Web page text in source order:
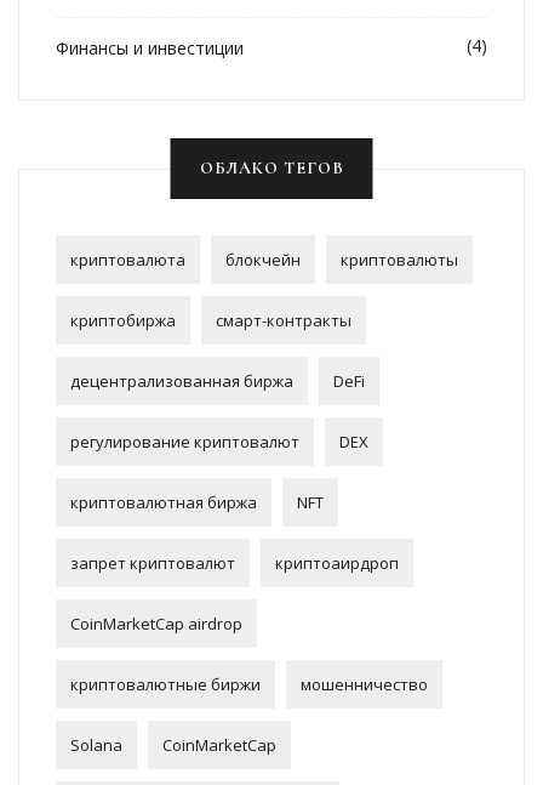
Финансы и инвестиции (4)
ОБЛАКО ТЕГОВ
криптовалюта блокчейн криптовалюты
криптобиржа смарт-контракты
децентрализованная биржа DeFi
регулирование криптовалют DEX
криптовалютная биржа NFT
запрет криптовалют криптоаирдроп
CoinMarketCap airdrop
криптовалютные биржи мошенничество
Solana CoinMarketCap